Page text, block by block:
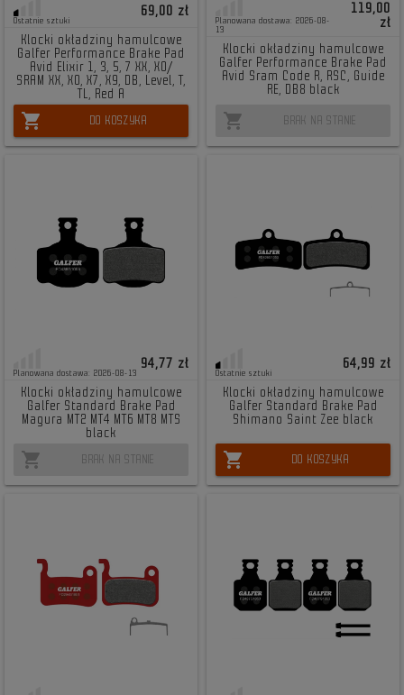
Ostatnie sztuki
69,00 zł
Klocki okładziny hamulcowe
Galfer Performance Brake Pad
Avid Elixir 1, 3, 5, 7 XX, X0/
SRAM XX, X0, X7, X9, DB, Level, T,
TL, Red A
shopping_cart DO KOSZYKA
Planowana dostawa: 2026-08-
13
119,00
zł
Klocki okładziny hamulcowe
Galfer Performance Brake Pad
Avid Sram Code R, RSC, Guide
RE, DB8 black
shopping_cart BRAK NA STANIE
Planowana dostawa: 2026-08-13
94,77 zł
Klocki okładziny hamulcowe
Galfer Standard Brake Pad
Magura MT2 MT4 MT6 MT8 MTS
black
shopping_cart BRAK NA STANIE
Ostatnie sztuki
64,99 zł
Klocki okładziny hamulcowe
Galfer Standard Brake Pad
Shimano Saint Zee black
shopping_cart DO KOSZYKA